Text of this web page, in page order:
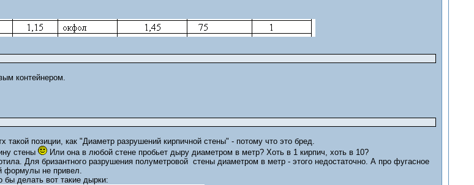
контейнером.
такой позиции, как "Диаметр разрушений кирпичной стены" - потому что это бред.
стены
Или она в любой стене пробьет дыру диаметром в метр? Хоть в 1 кирпич, хоть в 10?
Для бризантного разрушения полуметровой стены диаметром в метр - этого недостаточно. А про фугасное
формулы не привел.
бы делать вот такие дырки: